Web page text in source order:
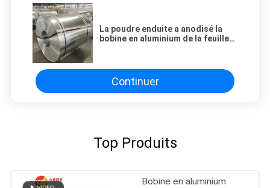
La poudre enduite a anodisé la
bobine en aluminium de la feuille
Continuer
Top Produits
Bobine en aluminium